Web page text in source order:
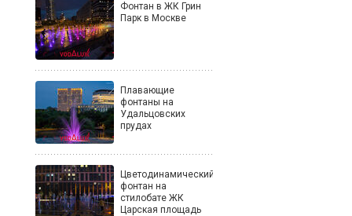
Фонтан в ЖК Грин
Парк в Москве
Плавающие
фонтаны на
Удальцовских
прудах
Цветодинамический
фонтан на
стилобате ЖК
Царская площадь